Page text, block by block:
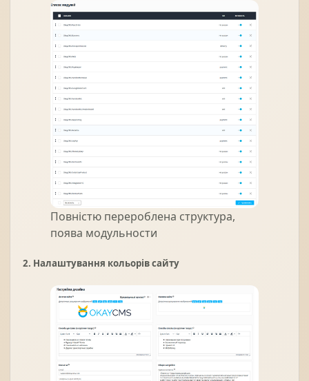
Повністю перероблена структура,
поява модульности
2. Налаштування кольорів сайту